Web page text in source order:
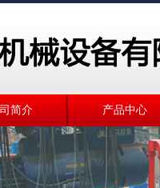
简介 产品中心